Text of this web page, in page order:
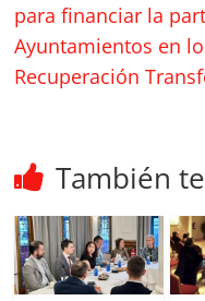
para financiar la
Ayuntamientos en
Recuperación
También